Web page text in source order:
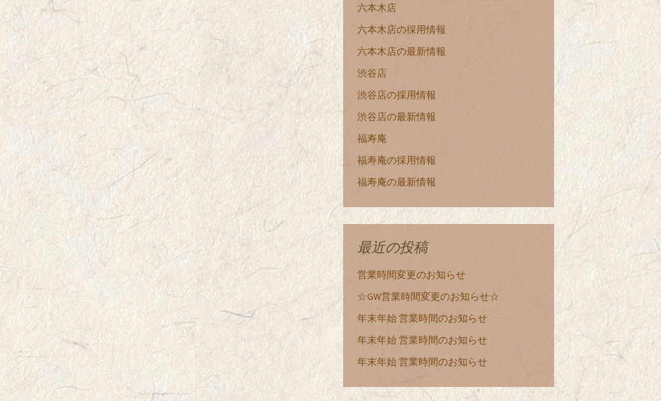
六本木店
六本木店の採用情報
六本木店の最新情報
渋谷店
渋谷店の採用情報
渋谷店の最新情報
福寿庵
福寿庵の採用情報
福寿庵の最新情報
最近の投稿
営業時間変更のお知らせ
☆GW営業時間変更のお知らせ☆
年末年始 営業時間のお知らせ
年末年始 営業時間のお知らせ
年末年始 営業時間のお知らせ